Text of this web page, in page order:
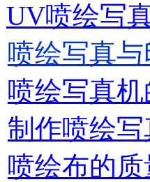
UV喷绘写
喷绘写真
喷绘写真
制作喷绘
喷绘布的